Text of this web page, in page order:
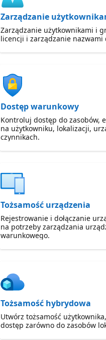
Zarządzanie
Zarządzanie użytkownikami i
licencji i zarządzanie nazwami
Dostęp warunkowy
Kontroluj dostęp do zasobów,
na użytkowniku, lokalizacji,
czynnikach.
Tożsamość urządzenia
Rejestrowanie i dołączanie
na potrzeby zarządzania
warunkowego.
Tożsamość hybrydowa
Utwórz tożsamość
dostęp zarówno do zasobów